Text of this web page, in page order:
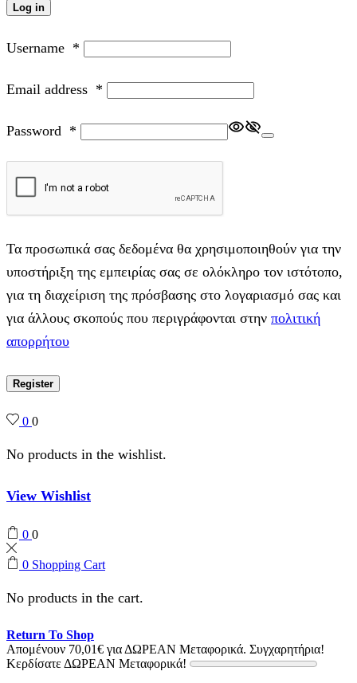
Log in
Username *
Email address *
Password *
Τα προσωπικά σας δεδομένα θα χρησιμοποιηθούν για την
υποστήριξη της εμπειρίας σας σε ολόκληρο τον ιστότοπο,
για τη διαχείριση της πρόσβασης στο λογαριασμό σας και
για άλλους σκοπούς που περιγράφονται στην πολιτική
απορρήτου
Register
0 0
No products in the wishlist.
View Wishlist
0 0
0 Shopping Cart
No products in the cart.
Return To Shop
Απομένουν 70,01€ για ΔΩΡΕΑΝ Μεταφορικά. Συγχαρητήρια!
Κερδίσατε ΔΩΡΕΑΝ Μεταφορικά!